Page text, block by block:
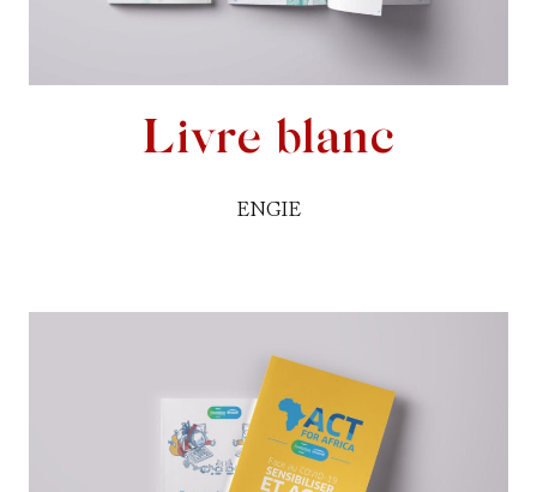
Livre blanc
ENGIE